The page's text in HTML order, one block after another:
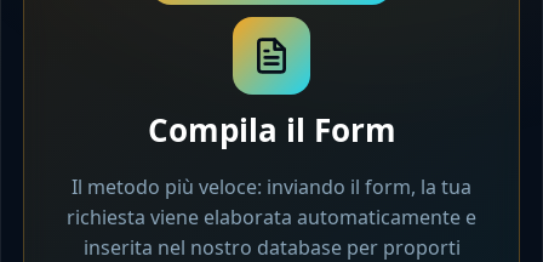
Compila il Form
Il metodo più veloce: inviando il form, la tua
richiesta viene elaborata automaticamente e
inserita nel nostro database per proporti